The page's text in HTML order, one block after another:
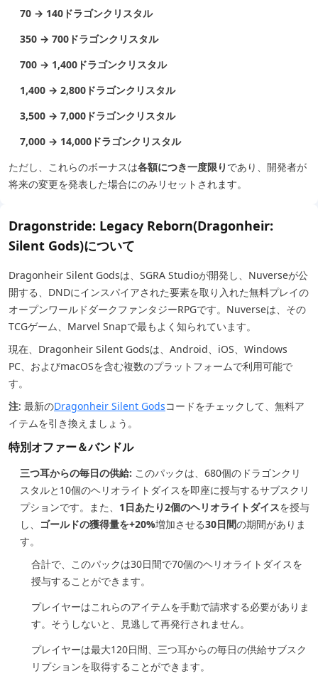
70 → 140ドラゴンクリスタル
350 → 700ドラゴンクリスタル
700 → 1,400ドラゴンクリスタル
1,400 → 2,800ドラゴンクリスタル
3,500 → 7,000ドラゴンクリスタル
7,000 → 14,000ドラゴンクリスタル
ただし、これらのボーナスは各額につき一度限り であり、開発者が
将来の変更を発表した場合にのみリセットされます。
Dragonstride: Legacy Reborn(Dragonheir:
Silent Gods)について
Dragonheir Silent Godsは、SGRA Studioが開発し、Nuverseが公
開する、DNDにインスパイアされた要素を取り入れた無料プレイの
オープンワールドダークファンタジーRPGです。Nuverseは、その
TCGゲーム、Marvel Snapで最もよく知られています。
現在、Dragonheir Silent Godsは、Android、iOS、Windows
PC、およびmacOSを含む複数のプラットフォームで利用可能で
す。
注: 最新のDragonheir Silent Godsコードをチェックして、無料ア
イテムを引き換えましょう。
特別オファー＆バンドル
三つ耳からの毎日の供給: このパックは、680個のドラゴンクリ
スタルと10個のヘリオライトダイスを即座に授与するサブスクリ
プションです。また、 1日あたり2個のヘリオライトダイスを授与
し、 ゴールドの獲得量を+20%増加させる30日間の期間がありま
す。
合計で、このパックは30日間で70個のヘリオライトダイスを
授与することができます。
プレイヤーはこれらのアイテムを手動で請求する必要がありま
す。そうしないと、見逃して再発行されません。
プレイヤーは最大120日間、三つ耳からの毎日の供給サブスク
リプションを取得することができます。